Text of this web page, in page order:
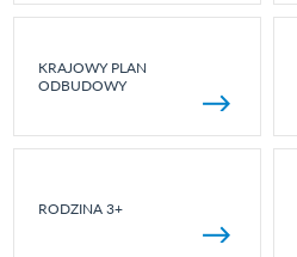
KRAJOWY PLAN
ODBUDOWY
RODZINA 3+